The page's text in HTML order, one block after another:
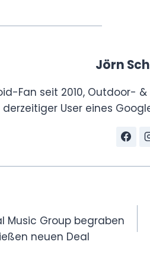
Jörn
Fan seit 2010, Outdoor-
User eines
Music Group begraben
neuen Deal